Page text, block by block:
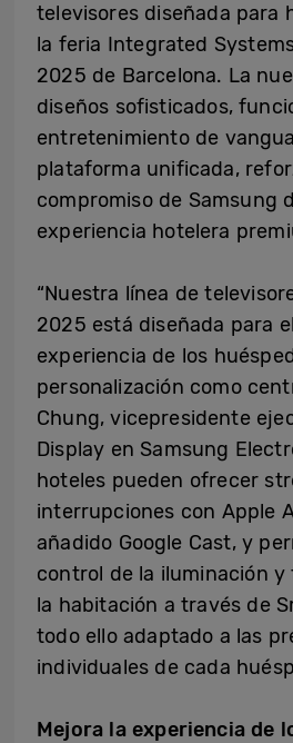
televisores diseñada para
la feria Integrated
2025 de Barcelona. La
diseños sofisticados,
entretenimiento de
plataforma unificada,
compromiso de Samsung
experiencia hotelera
“Nuestra línea de
2025 está diseñada para
experiencia de los
personalización como
Chung, vicepresidente
Display en Samsung
hoteles pueden ofrecer
interrupciones con Apple
añadido Google Cast, y
control de la iluminación
la habitación a través de
todo ello adaptado a las
individuales de cada
Mejora la experiencia de